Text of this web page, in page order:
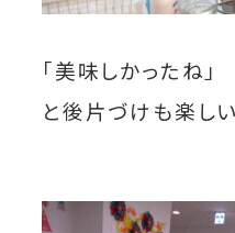
「美味しかったね」
と後片づけも楽し